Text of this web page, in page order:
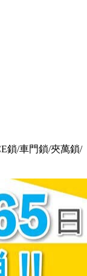
鎖/車門鎖/夾萬鎖/